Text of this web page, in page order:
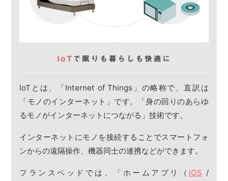
IoTとは、「Internet of Things」の略称で、直訳は
「モノのインターネット」です。「身の回りのあらゆ
るモノがインターネットにつながる」技術です。
インターネットにモノを接続することでスマートフォ
ンからの遠隔操作、機器同士の連携などができます。
フランスベッドでは、「ホームアプリ（ iOS /